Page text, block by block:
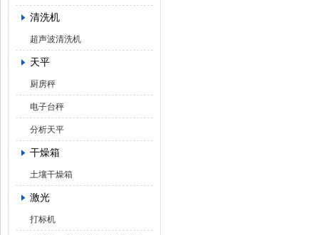
清洗机
超声波清洗机
天平
厨房秤
电子台秤
分析天平
干燥箱
土壤干燥箱
激光
打标机